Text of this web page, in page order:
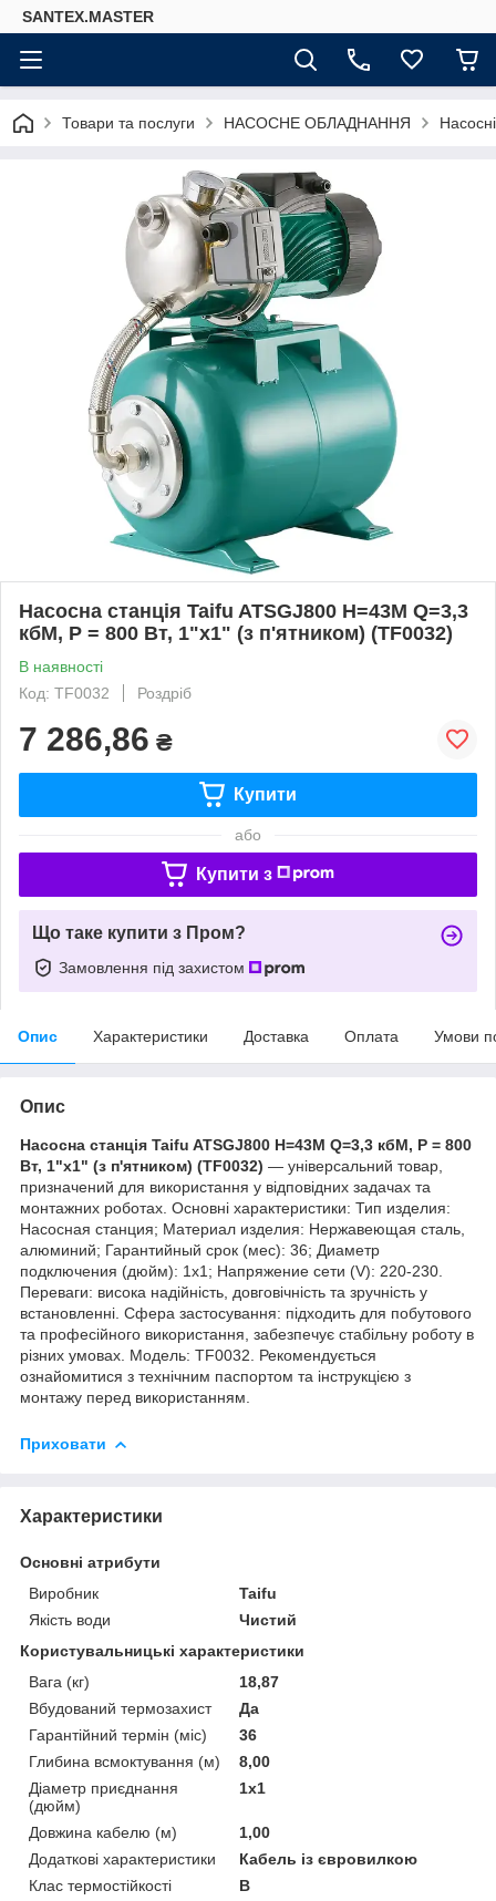
SANTEX.MASTER
Товари та послуги НАСОСНЕ ОБЛАДНАННЯ
Насосна станція Taifu ATSGJ800 Н=43М Q=3,3
кбМ, P = 800 Вт, 1"x1" (з п'ятником) (TF0032)
В наявності
Код: TF0032
Роздріб
7 286,86 ₴
Купити
або
Купити з
Що таке купити з Пром?
Замовлення під захистом
Опис Характеристики Доставка Оплата Умови
Опис
Насосна станція Taifu ATSGJ800 Н=43М Q=3,3 кбМ, P = 800
Вт, 1"x1" (з п'ятником) (TF0032) — універсальний товар,
призначений для використання у відповідних задачах та
монтажних роботах. Основні характеристики: Тип изделия:
Насосная станция; Материал изделия: Нержавеющая сталь,
алюминий; Гарантийный срок (мес): 36; Диаметр
подключения (дюйм): 1х1; Напряжение сети (V): 220-230.
Переваги: висока надійність, довговічність та зручність у
встановленні. Сфера застосування: підходить для побутового
та професійного використання, забезпечує стабільну роботу в
різних умовах. Модель: TF0032. Рекомендується
ознайомитися з технічним паспортом та інструкцією з
монтажу перед використанням.
Приховати
Характеристики
Основні атрибути
Виробник
Taifu
Якість води
Чистий
Користувальницькі характеристики
Вага (кг)
18,87
Вбудований термозахист
Да
Гарантійний термін (міс)
36
Глибина всмоктування (м)
8,00
Діаметр приєднання
(дюйм)
1х1
Довжина кабелю (м)
1,00
Додаткові характеристики
Кабель із євровилкою
Клас термостійкості
B